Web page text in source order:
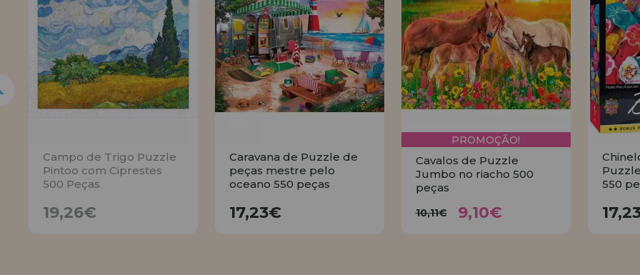
Campo de Trigo Puzzle
Pintoo com Ciprestes
500 Peças
19,26€
Caravana de Puzzle de
peças mestre pelo
oceano 550 peças
17,23€
PROMOÇÃO!
Cavalos de Puzzle
Jumbo no riacho 500
peças
10,11€ 9,10€
550